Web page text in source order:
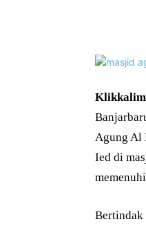
Agung Al
Ied di
Bertindak